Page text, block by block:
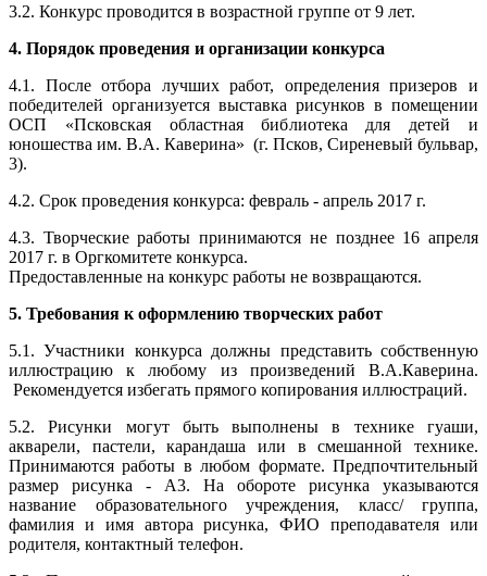
3.2. Конкурс проводится в возрастной группе от 9 лет.
4. Порядок проведения и организации конкурса
4.1. После отбора лучших работ, определения призеров и
победителей организуется выставка рисунков в помещении
ОСП «Псковская областная библиотека для детей и
юношества им. В.А. Каверина» (г. Псков, Сиреневый бульвар,
3).
4.2. Срок проведения конкурса: февраль - апрель 2017 г.
4.3. Творческие работы принимаются не позднее 16 апреля
2017 г. в Оргкомитете конкурса.
Предоставленные на конкурс работы не возвращаются.
5. Требования к оформлению творческих работ
5.1. Участники конкурса должны представить собственную
иллюстрацию к любому из произведений В.А.Каверина.
Рекомендуется избегать прямого копирования иллюстраций.
5.2. Рисунки могут быть выполнены в технике гуаши,
акварели, пастели, карандаша или в смешанной технике.
Принимаются работы в любом формате. Предпочтительный
размер рисунка - А3. На обороте рисунка указываются
название образовательного учреждения, класс/ группа,
фамилия и имя автора рисунка, ФИО преподавателя или
родителя, контактный телефон.